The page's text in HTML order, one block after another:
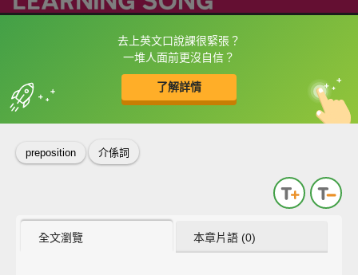
去上英文口說課很緊張？
一堆人面前更沒自信？
了解詳情
框選或點兩下字幕可以直接查字典喔！
收錄佳句 中
英
preposition 介係詞
全文瀏覽 本章片語 (0)